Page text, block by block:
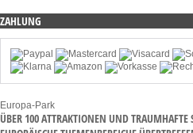
ZAHLUNG
Europa-Park
ÜBER 100 ATTRAKTIONEN UND